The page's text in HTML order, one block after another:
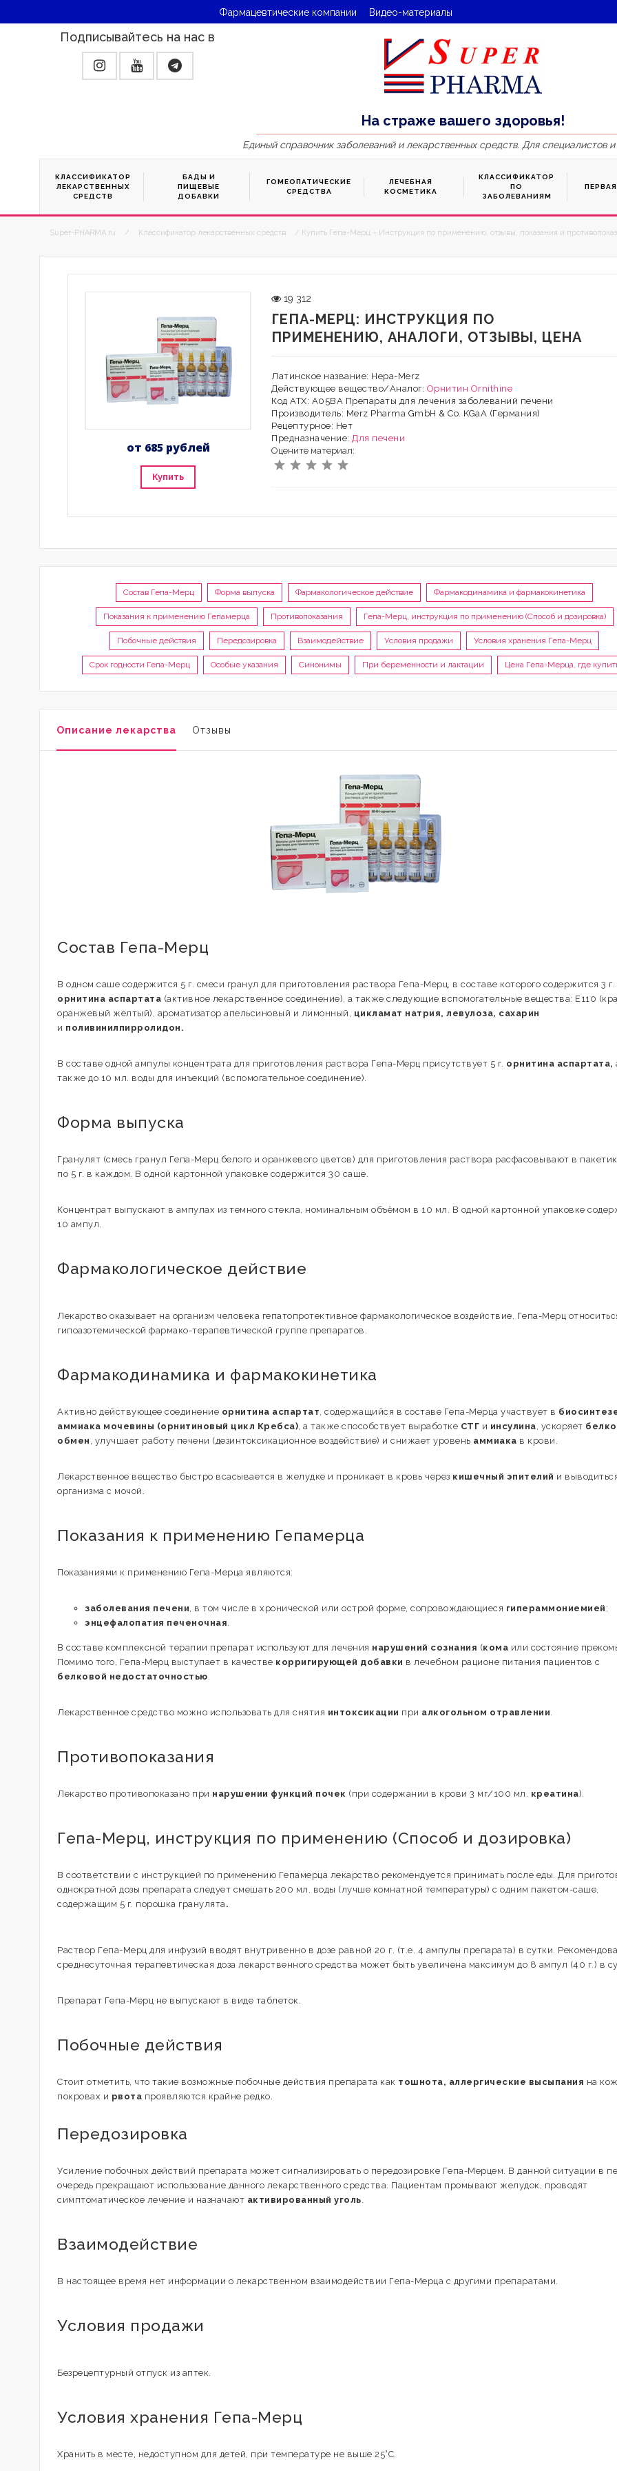
Фармацевтические компании Видео-материалы
Подписывайтесь на нас в
На страже вашего здоровья!
Единый справочник заболеваний и лекарственных средств. Для специалистов
КЛАССИФИКАТОР
ЛЕКАРСТВЕННЫХ
СРЕДСТВ
БАДЫ И
ПИЩЕВЫЕ
ДОБАВКИ
ГОМЕОПАТИЧЕСКИЕ
СРЕДСТВА
ЛЕЧЕБНАЯ
КОСМЕТИКА
КЛАССИФИКАТОР
ПО
ЗАБОЛЕВАНИЯМ
Super-PHARMA.ru / Классификатор лекарственных средств / Купить Гепа-Мерц – Инструкция по применению, отзывы, показания и
от 685 рублей
Купить
19 312
ГЕПА-МЕРЦ: ИНСТРУКЦИЯ ПО
ПРИМЕНЕНИЮ, АНАЛОГИ, ОТЗЫВЫ, ЦЕНА
Латинское название: Hepa-Merz
Действующее вещество/Аналог: Орнитин Ornithine
Код АТХ: A05BA Препараты для лечения заболеваний печени
Производитель: Merz Pharma GmbH & Co. KGaA (Германия)
Рецептурное: Нет
Предназначение:Для печени
Оцените материал:
Состав Гепа-Мерц Форма выпуска Фармакологическое действие Фармакодинамика и фармакокинетика
Показания к применению Гепамерца Противопоказания Гепа-Мерц, инструкция по применению (Способ и дозировка)
Побочные действия Передозировка Взаимодействие Условия продажи Условия хранения Гепа-Мерц
Срок годности Гепа-Мерц Особые указания Синонимы При беременности и лактации Цена Гепа-Мерца, где
Описание лекарства Отзывы
Состав Гепа-Мерц
В одном саше содержится 5 г. смеси гранул для приготовления раствора Гепа-Мерц, в составе которого содержится 3 г.
орнитина аспартата (активное лекарственное соединение), а также следующие вспомогательные вещества: Е110
оранжевый желтый), ароматизатор апельсиновый и лимонный, цикламат натрия, левулоза, сахарин
и поливинилпирролидон.
В составе одной ампулы концентрата для приготовления раствора Гепа-Мерц присутствует 5 г. орнитина аспартата,
также до 10 мл. воды для инъекций (вспомогательное соединение).
Форма выпуска
Гранулят (смесь гранул Гепа-Мерц белого и оранжевого цветов) для приготовления раствора расфасовывают в
по 5 г. в каждом. В одной картонной упаковке содержится 30 саше.
Концентрат выпускают в ампулах из темного стекла, номинальным объёмом в 10 мл. В одной картонной упаковке
10 ампул.
Фармакологическое действие
Лекарство оказывает на организм человека гепатопротективное фармакологическое воздействие. Гепа-Мерц
гипоазотемической фармако-терапевтической группе препаратов.
Фармакодинамика и фармакокинетика
Активно действующее соединение орнитина аспартат, содержащийся в составе Гепа-Мерца участвует в
аммиака мочевины (орнитиновый цикл Кребса), а также способствует выработке СТГ и инсулина, ускоряет
обмен , улучшает работу печени (дезинтоксикационное воздействие) и снижает уровень аммиака в крови.
Лекарственное вещество быстро всасывается в желудке и проникает в кровь через кишечный эпителий и
организма с мочой.
Показания к применению Гепамерца
Показаниями к применению Гепа-Мерца являются:
заболевания печени, в том числе в хронической или острой форме, сопровождающиеся гипераммониемией ;
энцефалопатия печеночная.
В составе комплексной терапии препарат используют для лечения нарушений сознания (кома или состояние
Помимо того, Гепа-Мерц выступает в качестве корригирующей добавки в лечебном рационе питания пациентов с
белковой недостаточностью.
Лекарственное средство можно использовать для снятия интоксикации при алкогольном отравлении.
Противопоказания
Лекарство противопоказано при нарушении функций почек (при содержании в крови 3 мг/100 мл. креатина).
Гепа-Мерц, инструкция по применению (Способ и дозировка)
В соответствии с инструкцией по применению Гепамерца лекарство рекомендуется принимать после еды. Для
однократной дозы препарата следует смешать 200 мл. воды (лучше комнатной температуры) с одним пакетом-саше,
содержащим 5 г. порошка гранулята.
Раствор Гепа-Мерц для инфузий вводят внутривенно в дозе равной 20 г. (т.е. 4 ампулы препарата) в сутки.
среднесуточная терапевтическая доза лекарственного средства может быть увеличена максимум до 8 ампул (40 г.) в
Препарат Гепа-Мерц не выпускают в виде таблеток.
Побочные действия
Стоит отметить, что такие возможные побочные действия препарата как тошнота, аллергические высыпания на
покровах и рвота проявляются крайне редко.
Передозировка
Усиление побочных действий препарата может сигнализировать о передозировке Гепа-Мерцем. В данной ситуации в
очередь прекращают использование данного лекарственного средства. Пациентам промывают желудок, проводят
симптоматическое лечение и назначают активированный уголь.
Взаимодействие
В настоящее время нет информации о лекарственном взаимодействии Гепа-Мерца с другими препаратами.
Условия продажи
Безрецептурный отпуск из аптек.
Условия хранения Гепа-Мерц
Хранить в месте, недоступном для детей, при температуре не выше 25°С.